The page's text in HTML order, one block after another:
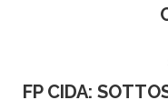
FP CIDA: